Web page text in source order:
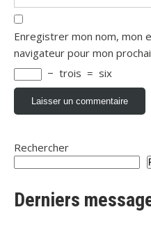
Enregistrer mon nom, mon
navigateur pour mon
− trois = six
Rechercher
Derniers